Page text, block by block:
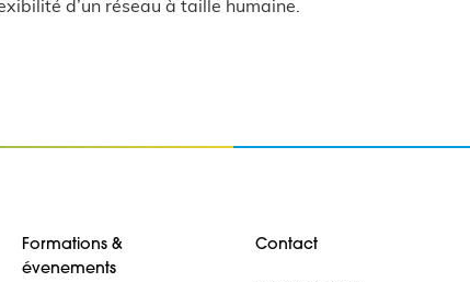
d’un réseau à taille humaine.
Formations &
évenements
Contact